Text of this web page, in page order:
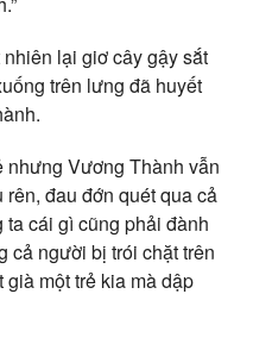
lại giơ cây gậy sắt
trên lưng đã huyết
nhưng Vương Thành vẫn
đau đớn quét qua cả
cái gì cũng phải đành
cả người bị trói chặt trên
một trẻ kia mà dập